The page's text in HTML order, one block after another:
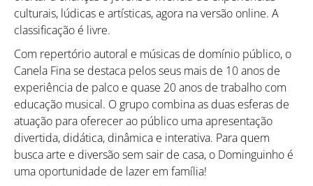
culturais, lúdicas e artísticas, agora na versão online. A
classificação é livre.
Com repertório autoral e músicas de domínio público, o
Canela Fina se destaca pelos seus mais de 10 anos de
experiência de palco e quase 20 anos de trabalho com
educação musical. O grupo combina as duas esferas de
atuação para oferecer ao público uma apresentação
divertida, didática, dinâmica e interativa. Para quem
busca arte e diversão sem sair de casa, o Dominguinho é
uma oportunidade de lazer em família!